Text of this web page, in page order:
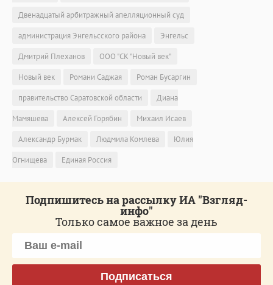
Двенадцатый арбитражный апелляционный суд
администрация Энгельсского района
Энгельс
Дмитрий Плеханов
ООО "СК "Новый век"
Новый век
Романи Саджая
Роман Бусаргин
правительство Саратовской области
Диана
Мамяшева
Алексей Горябин
Михаил Исаев
Александр Бурмак
Людмила Комлева
Юлия
Огнищева
Единая Россия
Подпишитесь на рассылку ИА "Взгляд-
инфо"
Только самое важное за день
Подписаться